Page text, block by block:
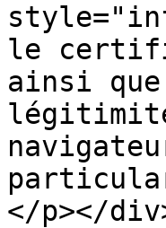
le
ainsi
</p></